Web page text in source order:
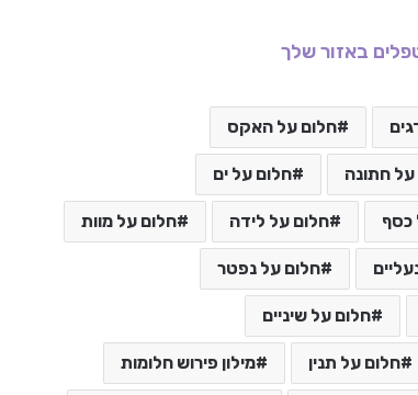
באזור שלך
חלום על האקס
על חתונה חלום על ים
כסף חלום על לידה חלום על מוות
חלום על נפטר
חלום על שיניים
חלום על תנין מילון פירוש חלומות